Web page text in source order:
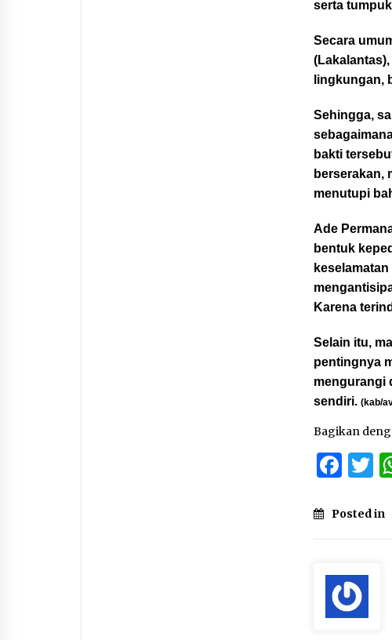
serta
Secara
lingkungan,
Sehingga,
bakti
berserakan,
menutupi
Ade
bentuk
Karena
Selain itu,
pentingnya
mengurangi
sendiri.(kab/
Bagikan
Posted in